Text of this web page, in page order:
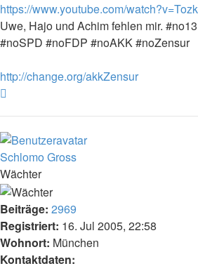
https://www.youtube.com/
Uwe, Hajo und Achim fehlen mir.
#noSPD #noFDP #noAKK #noZensur
http://change.org/akkZensur
Schlomo Gross
Wächter
Beiträge: 2969
Registriert: 16. Jul 2005, 22:58
Wohnort: München
Kontaktdaten: